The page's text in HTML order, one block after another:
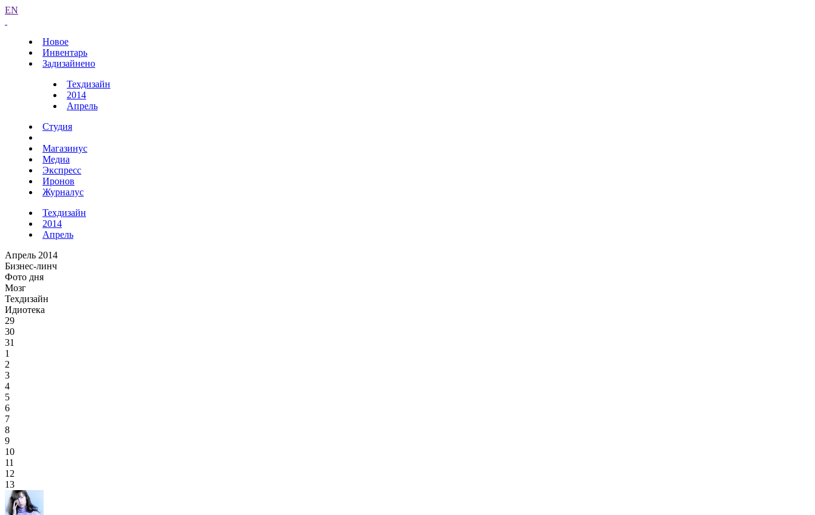
EN
Новое
Инвентарь
Задизайнено
Техдизайн
2014
Апрель
Студия
Магазинус
Медиа
Экспресс
Иронов
Журналус
Техдизайн
2014
Апрель
Апрель 2014
Бизнес-линч
Фото дня
Мозг
Техдизайн
Идиотека
29
30
31
1
2
3
4
5
6
7
8
9
10
11
12
13